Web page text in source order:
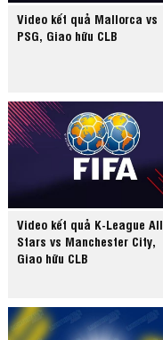
Video kết quả Mallorca vs
PSG, Giao hữu CLB
Video kết quả K-League All
Stars vs Manchester City,
Giao hữu CLB